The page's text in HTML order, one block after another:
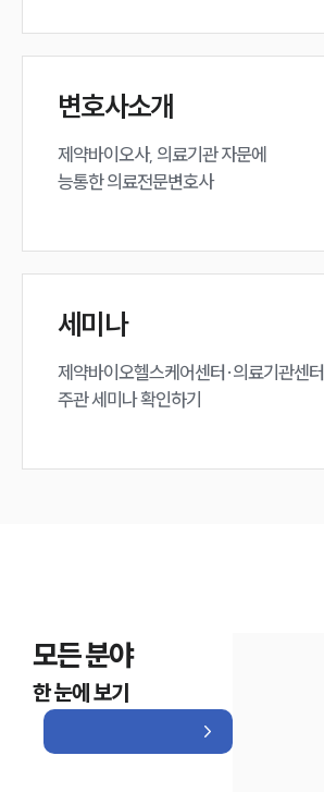
변호사소개
제약바이오사, 의료기관 자문에
능통한 의료전문변호사
세미나
제약바이오헬스케어센터·의료기관센터
주관 세미나 확인하기
모든 분야
한 눈에 보기